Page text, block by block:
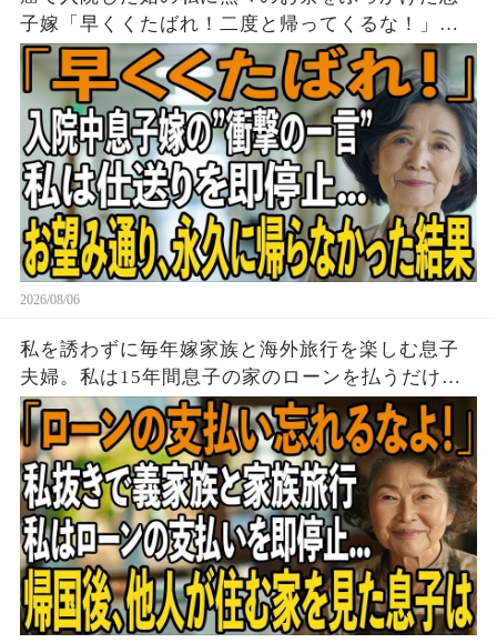
子嫁「早くくたばれ！二度と帰ってくるな！」→
お望みどおり私は息子夫婦へ仕送りを停止し、永
久に帰らなかった結果
2026/08/06
私を誘わずに毎年嫁家族と海外旅行を楽しむ息子
夫婦。私は15年間息子の家のローンを払うだけ黙
って実印を押し家を即売却→帰国後、他人が住む
家を見た息子は顔面蒼白に